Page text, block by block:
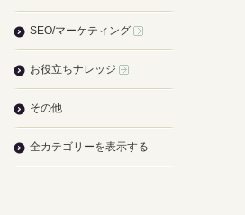
SEO/マーケティング
お役立ちナレッジ
その他
全カテゴリーを表示する